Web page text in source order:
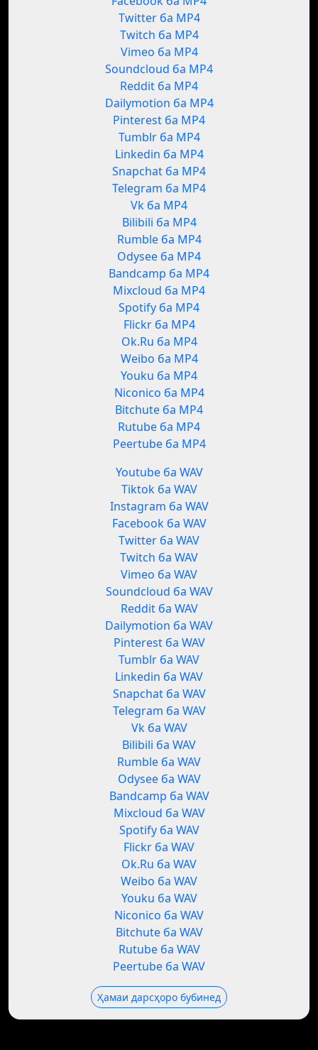
Twitter ба MP4
Twitch ба MP4
Vimeo ба MP4
Soundcloud ба MP4
Reddit ба MP4
Dailymotion ба MP4
Pinterest ба MP4
Tumblr ба MP4
Linkedin ба MP4
Snapchat ба MP4
Telegram ба MP4
Vk ба MP4
Bilibili ба MP4
Rumble ба MP4
Odysee ба MP4
Bandcamp ба MP4
Mixcloud ба MP4
Spotify ба MP4
Flickr ба MP4
Ok.Ru ба MP4
Weibo ба MP4
Youku ба MP4
Niconico ба MP4
Bitchute ба MP4
Rutube ба MP4
Peertube ба MP4
Youtube ба WAV
Tiktok ба WAV
Instagram ба WAV
Facebook ба WAV
Twitter ба WAV
Twitch ба WAV
Vimeo ба WAV
Soundcloud ба WAV
Reddit ба WAV
Dailymotion ба WAV
Pinterest ба WAV
Tumblr ба WAV
Linkedin ба WAV
Snapchat ба WAV
Telegram ба WAV
Vk ба WAV
Bilibili ба WAV
Rumble ба WAV
Odysee ба WAV
Bandcamp ба WAV
Mixcloud ба WAV
Spotify ба WAV
Flickr ба WAV
Ok.Ru ба WAV
Weibo ба WAV
Youku ба WAV
Niconico ба WAV
Bitchute ба WAV
Rutube ба WAV
Peertube ба WAV
Ҳамаи дарсҳоро бубинед